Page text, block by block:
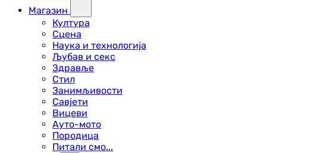
Магазин
Култура
Сцена
Наука и технологија
Љубав и секс
Здравље
Стил
Занимљивости
Савјети
Вицеви
Ауто-мото
Породица
Питали смо...